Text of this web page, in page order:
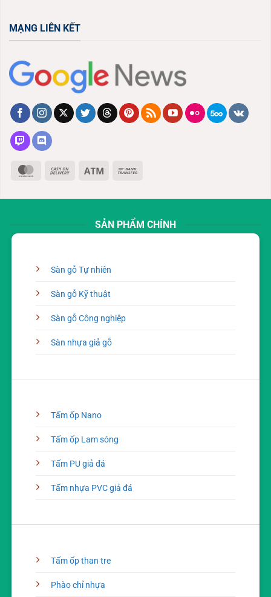
MẠNG LIÊN KẾT
MasterCard
Cash
Delivery
Atm
SẢN PHẨM CHÍNH
Sàn gỗ Tự nhiên
Sàn gỗ Kỹ thuật
Sàn gỗ Công nghiệp
Sàn nhựa giả gỗ
Tấm ốp Nano
Tấm ốp Lam sóng
Tấm PU giả đá
Tấm nhựa PVC giả đá
Tấm ốp than tre
Phào chỉ nhựa